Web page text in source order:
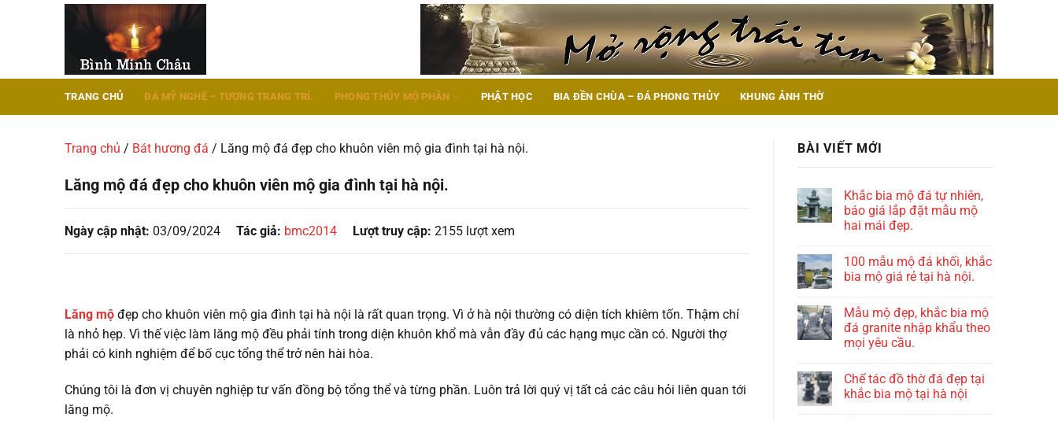
TRANG CHỦ ĐÁ MỸ NGHỆ – TƯỢNG TRANG TRÍ. PHONG THỦY MỘ PHẦN PHẬT HỌC BIA ĐỀN CHÙA – ĐÁ PHONG THỦY KHUNG ẢNH THỜ
Trang chủ / Bát hương đá / Lăng mộ đá đẹp cho khuôn viên mộ gia đình tại hà nội.
Lăng mộ đá đẹp cho khuôn viên mộ gia đình tại hà nội.
Ngày cập nhật: 03/09/2024 Tác giả: bmc2014 Lượt truy cập: 2155 lượt xem
Lăng mộ đẹp cho khuôn viên mộ gia đình tại hà nội là rất quan trọng. Vì ở hà nội thường có diện tích khiêm tốn. Thậm chí
là nhỏ hẹp. Vì thế việc làm lăng mộ đều phải tính trong diện khuôn khổ mà vẫn đầy đủ các hạng mục cần có. Người thợ
phải có kinh nghiệm để bố cục tổng thể trở nên hài hòa.
Chúng tôi là đơn vị chuyên nghiệp tư vấn đồng bộ tổng thể và từng phần. Luôn trả lời quý vị tất cả các câu hỏi liên quan tới
lăng mộ.
BÀI VIẾT MỚI
Khắc bia mộ đá tự nhiên,
báo giá lắp đặt mẫu mộ
hai mái đẹp.
100 mẫu mộ đá khối, khắc
bia mộ giá rẻ tại hà nội.
Mẫu mộ đẹp, khắc bia mộ
đá granite nhập khẩu theo
mọi yêu cầu.
Chế tác đồ thờ đá đẹp tại
khắc bia mộ tại hà nội